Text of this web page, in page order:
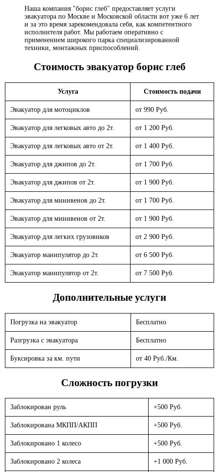
Наша компания "борис глеб" предоставляет услуги
эвакуатора по Москве и Московской области вот уже 6 лет
и за это время зарекомендовала себя, как компетентного
исполнителя работ. Мы работаем оперативно с
применением широкого парка специализированной
техники, монтажных приспособлений.
Стоимость эвакуатор борис глеб
Услуга Стоимость подачи
Эвакуатор для мотоциклов от 990 Руб.
Эвакуатор для легковых авто до 2т. от 1 200 Руб.
Эвакуатор для легковых авто от 2т. от 1 400 Руб.
Эвакуатор для джипов до 2т. от 1 700 Руб.
Эвакуатор для джипов от 2т. от 1 900 Руб.
Эвакуатор для минивенов до 2т. от 1 700 Руб.
Эвакуатор для минивенов от 2т. от 1 900 Руб.
Эвакуатор для легких грузовиков от 2 900 Руб.
Эвакуатор манипулятор до 2т. от 6 500 Руб.
Эвакуатор манипулятор от 2т. от 7 500 Руб.
Дополнительные услуги
Погрузка на эвакуатор Бесплатно
Разгрузка с эвакуатора Бесплатно
Буксировка за км. пути от 40 Руб./Км.
Сложность погрузки
Заблокирован руль +500 Руб.
Заблокирована МКПП/АКПП +500 Руб.
Заблокировано 1 колесо +500 Руб.
Заблокировано 2 колеса +1 000 Руб.